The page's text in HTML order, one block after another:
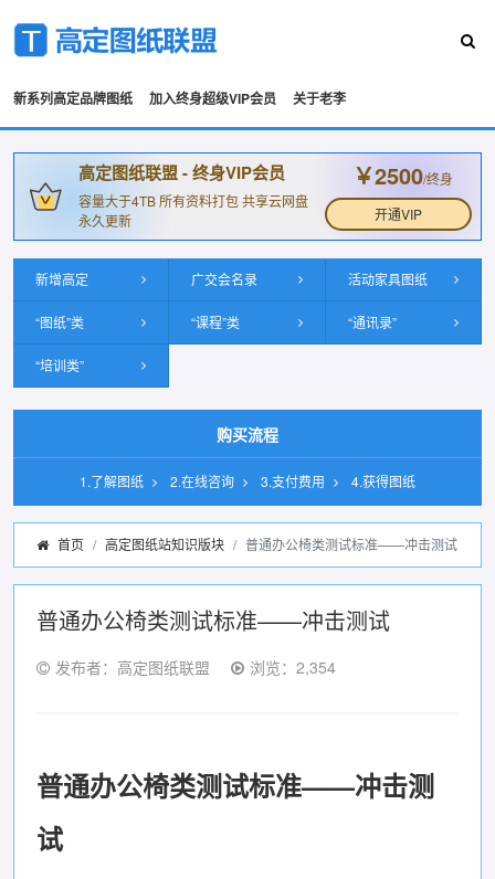
新系列高定品牌图纸 加入终身超级VIP会员 关于老李
高定图纸联盟 - 终身VIP会员
容量大于4TB 所有资料打包 共享云网盘
永久更新
￥2500/终身
开通VIP
新增高定 广交会名录 活动家具图纸
“图纸”类 “课程”类 “通讯录”
“培训类”
购买流程
1.了解图纸 2.在线咨询 3.支付费用 4.获得图纸
首页 高定图纸站知识版块 普通办公椅类测试标准——冲击测试
普通办公椅类测试标准——冲击测试
发布者：高定图纸联盟 浏览：2,354
普通办公椅类测试标准——冲击测
试